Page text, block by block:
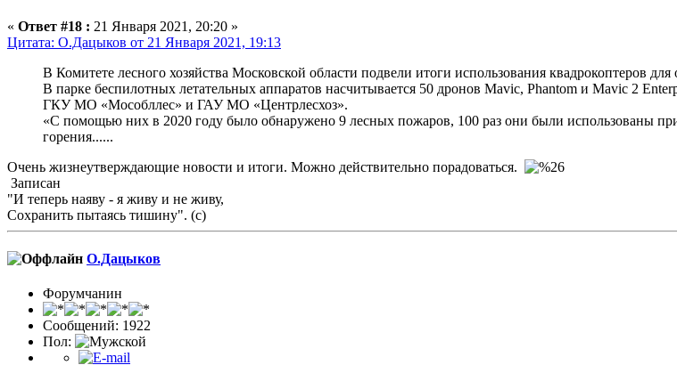
« Ответ #18 : 21 Января 2021, 20:20 »
Цитата: О.Дацыков от 21 Января 2021, 19:13
В Комитете лесного хозяйства Московской области подвели итоги использования квадрокоптеров
В парке беспилотных летательных аппаратов насчитывается 50 дронов Mavic, Phantom и Mavic 2
ГКУ МО «Мособллес» и ГАУ МО «Центрлесхоз».
«С помощью них в 2020 году было обнаружено 9 лесных пожаров, 100 раз они были использованы
горения......
Очень жизнеутверждающие новости и итоги. Можно действительно порадоваться.
Записан
"И теперь наяву - я живу и не живу,
Сохранить пытаясь тишину". (с)
О.Дацыков
Форумчанин
Сообщений: 1922
Пол: